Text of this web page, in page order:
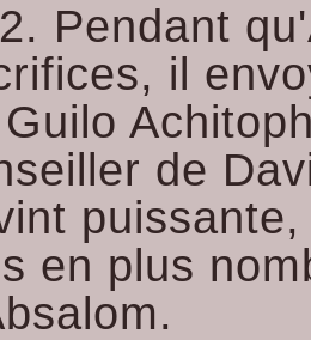
Pendant
il
de
en plus